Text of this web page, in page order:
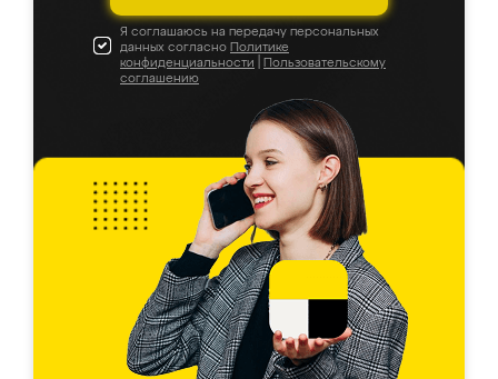
Я соглашаюсь на передачу персональных
данных согласно Политике
конфиденциальности
Пользовательскому
соглашению